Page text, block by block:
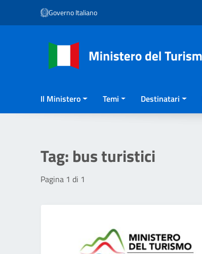
Vai ai contenuti
Vai al menu di navigazione
Governo Italiano
Il Ministero Temi Destinatari
Tag: bus turistici
Pagina 1 di 1